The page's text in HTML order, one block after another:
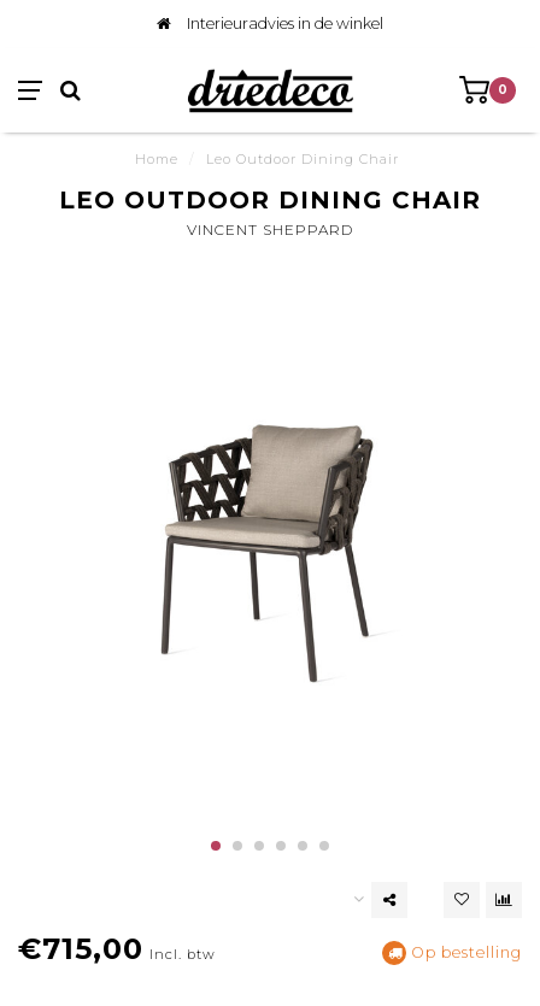
Interieuradvies in de winkel
0
Home Leo Outdoor Dining Chair
LEO OUTDOOR DINING CHAIR
VINCENT SHEPPARD
€715,00 Incl. btw Op bestelling